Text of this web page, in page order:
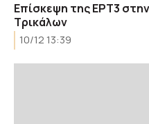
Επίσκεψη της ΕΡΤ3
Τρικάλων
10/12 13:39